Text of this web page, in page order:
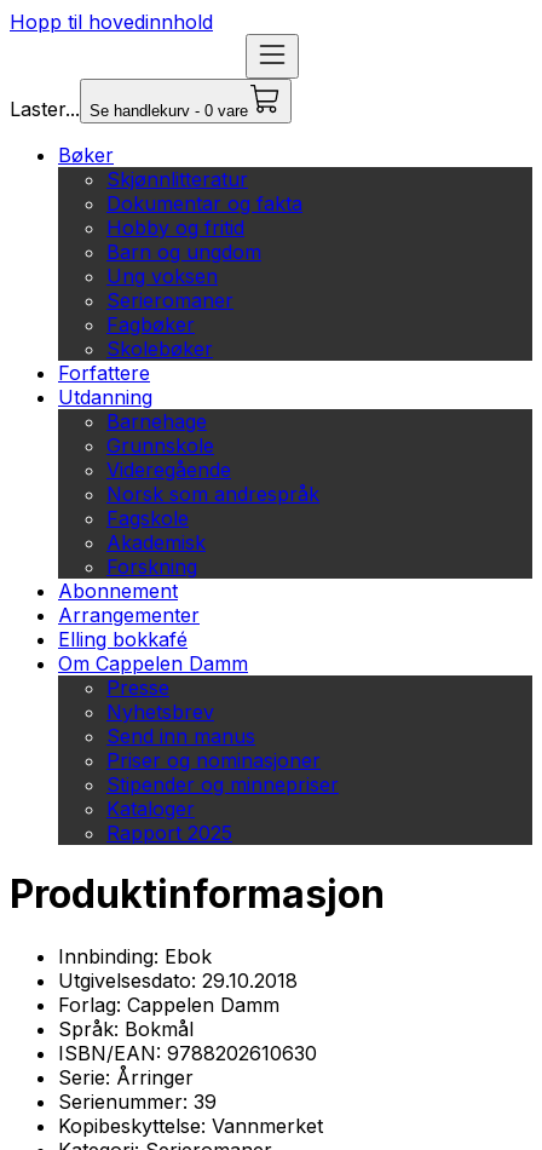
Hopp til hovedinnhold
Laster... Se handlekurv - 0 vare
Bøker
Skjønnlitteratur
Dokumentar og fakta
Hobby og fritid
Barn og ungdom
Ung voksen
Serieromaner
Fagbøker
Skolebøker
Forfattere
Utdanning
Barnehage
Grunnskole
Videregående
Norsk som andrespråk
Fagskole
Akademisk
Forskning
Abonnement
Arrangementer
Elling bokkafé
Om Cappelen Damm
Presse
Nyhetsbrev
Send inn manus
Priser og nominasjoner
Stipender og minnepriser
Kataloger
Rapport 2025
Produktinformasjon
Innbinding: Ebok
Utgivelsesdato: 29.10.2018
Forlag: Cappelen Damm
Språk: Bokmål
ISBN/EAN: 9788202610630
Serie: Årringer
Serienummer: 39
Kopibeskyttelse: Vannmerket